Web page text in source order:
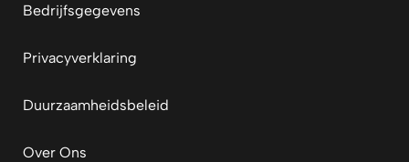
Bedrijfsgegevens
Privacyverklaring
Duurzaamheidsbeleid
Over Ons